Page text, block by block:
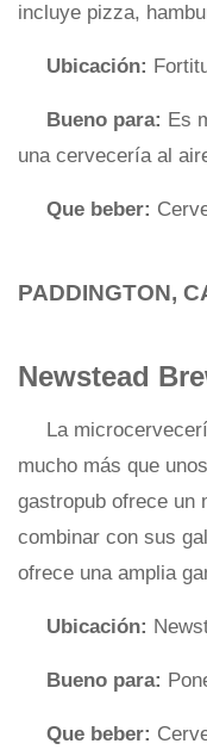
incluye pizza,
Ubicación:
Bueno para: Es
una cervecería al
Que beber:
PADDINGTON,
Newstead
La
mucho más que
gastropub ofrece un
combinar con sus
ofrece una amplia
Ubicación:
Bueno para:
Que beber: